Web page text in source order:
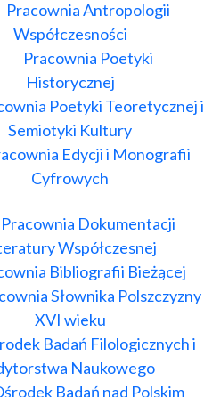
Pracownia Antropologii
Współczesności
Pracownia Poetyki
Historycznej
Poetyki Teoretycznej i
Semiotyki Kultury
Edycji i Monografii
Cyfrowych
Pracownia Dokumentacji
Współczesnej
Bibliografii Bieżącej
Słownika Polszczyzny
XVI wieku
Badań Filologicznych i
Naukowego
Badań nad Polskim